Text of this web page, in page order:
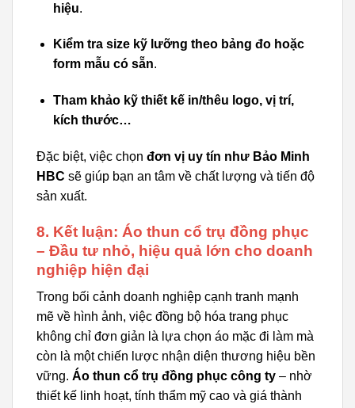
hiệu.
Kiểm tra size kỹ lưỡng theo bảng đo hoặc
form mẫu có sẵn.
Tham khảo kỹ thiết kế in/thêu logo, vị trí,
kích thước…
Đặc biệt, việc chọn đơn vị uy tín như Bảo Minh
HBC sẽ giúp bạn an tâm về chất lượng và tiến độ
sản xuất.
8. Kết luận: Áo thun cổ trụ đồng phục
– Đầu tư nhỏ, hiệu quả lớn cho doanh
nghiệp hiện đại
Trong bối cảnh doanh nghiệp cạnh tranh mạnh
mẽ về hình ảnh, việc đồng bộ hóa trang phục
không chỉ đơn giản là lựa chọn áo mặc đi làm mà
còn là một chiến lược nhận diện thương hiệu bền
vững. Áo thun cổ trụ đồng phục công ty – nhờ
thiết kế linh hoạt, tính thẩm mỹ cao và giá thành